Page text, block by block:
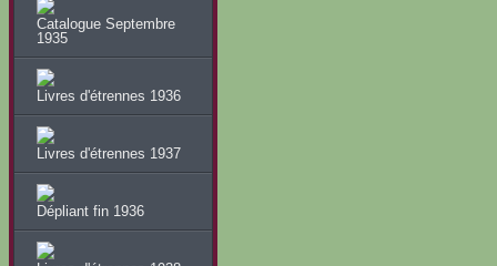
Catalogue Septembre
1935
Livres d'étrennes 1936
Livres d'étrennes 1937
Dépliant fin 1936